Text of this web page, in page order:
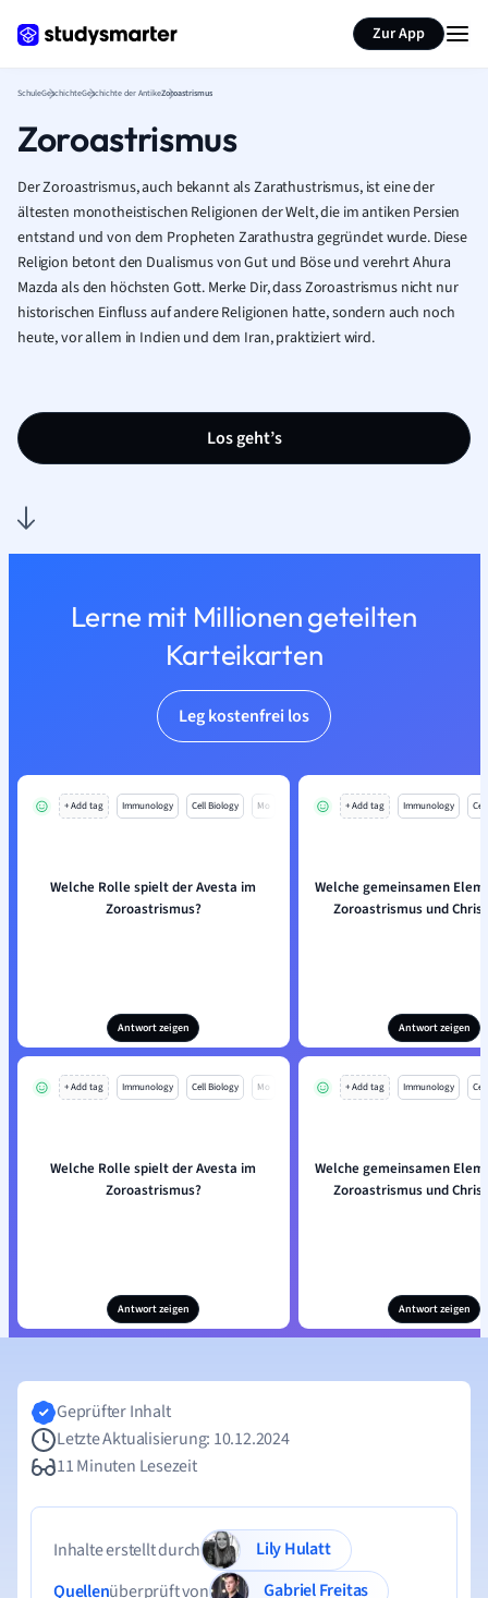
Zur App
SchuleGeschichteGeschichte der AntikeZoroastrismus
Zoroastrismus
Der Zoroastrismus, auch bekannt als Zarathustrismus, ist eine der
ältesten monotheistischen Religionen der Welt, die im antiken Persien
entstand und von dem Propheten Zarathustra gegründet wurde. Diese
Religion betont den Dualismus von Gut und Böse und verehrt Ahura
Mazda als den höchsten Gott. Merke Dir, dass Zoroastrismus nicht nur
historischen Einfluss auf andere Religionen hatte, sondern auch noch
heute, vor allem in Indien und dem Iran, praktiziert wird.
Los geht’s
Lerne mit Millionen geteilten
Karteikarten
Leg kostenfrei los
+ Add tag Immunology Cell Biology Mo
Welche Rolle spielt der Avesta im
Zoroastrismus?
Antwort zeigen
+ Add tag Immunology
Welche gemeinsamen
Zoroastrismus und
Antwort zeigen
+ Add tag Immunology Cell Biology Mo
Welche Rolle spielt der Avesta im
Zoroastrismus?
Antwort zeigen
+ Add tag Immunology
Welche gemeinsamen
Zoroastrismus und
Antwort zeigen
Seite zusammenfassen
Geprüfter Inhalt
Letzte Aktualisierung: 10.12.2024
11 Minuten Lesezeit
Inhalte erstellt durch
Lily Hulatt
Quellenüberprüft von
Gabriel Freitas